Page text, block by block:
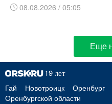
08.08.2026 / 05:05
Еще
Гай Новотроицк Оренбург
Оренбургской области